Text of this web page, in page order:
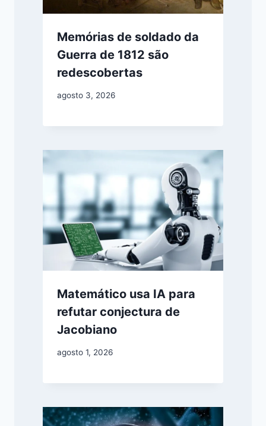
Memórias de soldado da
Guerra de 1812 são
redescobertas
agosto 3, 2026
Matemático usa IA para
refutar conjectura de
Jacobiano
agosto 1, 2026